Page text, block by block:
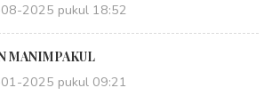
2025 pukul 18:52
MANIMPAKUL
2025 pukul 09:21